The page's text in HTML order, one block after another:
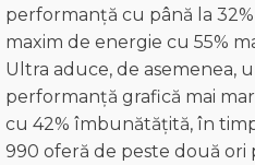
performanță cu până la
maxim de energie cu 55%
Ultra aduce, de asemenea,
performanță grafică mai
cu 42% îmbunătățită, în
990 oferă de peste două